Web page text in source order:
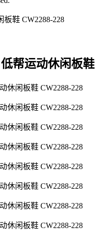
帮运动休闲板